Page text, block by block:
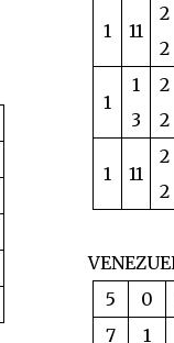
1 11
2
2
1
1
3
2
2
1 11
2
2
5
0
7
1